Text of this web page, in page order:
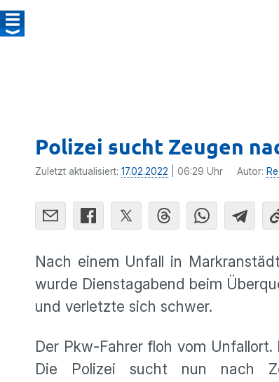
Polizei sucht Zeugen
Zuletzt aktualisiert: 17.02.2022 | 06:29 Uhr Autor:
Nach einem Unfall in
wurde Dienstagabend beim
und verletzte sich schwer.
Der Pkw-Fahrer floh vom
Die Polizei sucht nun nach